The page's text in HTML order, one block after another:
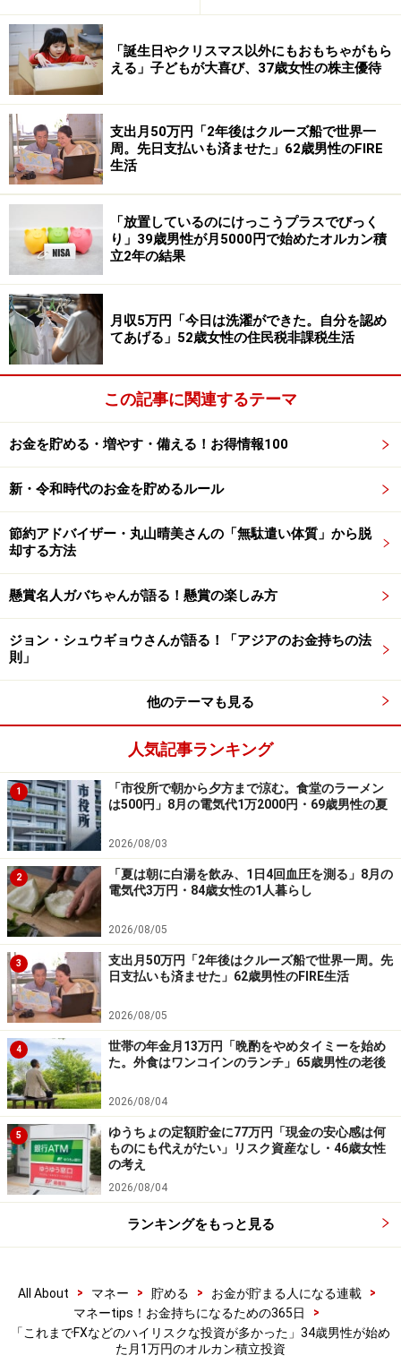
を続けてきたという、今回の投稿者。
投稿のあった2025年5月時点の運用実績については、
「元本14万円→運用益込15万円」と、利益が出ている様
子です。
積み立てを始めた当初、運用益は「ゆるやかに上昇して
いた」ものの「アメリカがトランプ政権に移行して、一
時的に下落に転じた」と、市場変動の影響を実感したこ
ともあったそう。しかし「その後も継続して積み立てて
いき、現在は少々プラスに転じている」と説明されてい
ます。
積立額が「1万円だけなので、当初は増減幅も数百円程
度だった。しかし、積み立て残高が伸びるにつれて、資
産の上昇幅が数千円単位に膨らんでいった」と、徐々に
34歳・年収120万円自営業男性の思う積立
投資のメリットは？
自身の性格について、「ほしいと思ったものをすぐに買
ってしまう癖があるし、すぐに大きな利益を得たいと考
えがち」だという投稿者。
り安全な資産運用について知れてよかった」と、積立投
資の安定性に魅力を感じているそうです。
一方で「下落に転じたときは、せっかく積み立ててきた
のに損した気分になって、やめたくなったことがある」
と、下落局面での心理的な葛藤についても、率直に語っ
ています。
積立投資を続ける上では、「基本的には積み立て設定を
したら放置する。下落しても気にせずに積み上げる」と
いうシンプルな方針をとっているとのこと。
新NISAについては、「成長投資枠まで投資できる余裕は
まだないので、まずはつみたて投資枠を埋めていく予
定。余裕が出れば、成長投資枠も、銘柄選定をして利用
する予定」と、段階的なアプローチを考えている様子で
した。
※皆さんの投資エピソードを募集中です。エピソードの
採用でもれなくAmazonギフト券3000円分プレゼント
積立投資に関するエピソードの応募はこちらから
投資の成功体験エピソードの応募は
ーーーーーーーーーーーーーーーー
※エピソードは投稿者の当時のものです。現在とはサー
ビスや金額などの情報が異なることがございます
※投稿エピソードのため、内容の正確性を保証するもの
「誕生日やクリスマス以外にもおもちゃがもら
える」子どもが大喜び、37歳女性の株主優待
支出月50万円「2年後はクルーズ船で世界一
周。先日支払いも済ませた」62歳男性のFIRE
生活
「放置しているのにけっこうプラスでびっく
り」39歳男性が月5000円で始めたオルカン積
立2年の結果
月収5万円「今日は洗濯ができた。自分を認め
てあげる」52歳女性の住民税非課税生活
この記事に関連するテーマ
お金を貯める・増やす・備える！お得情報100
新・令和時代のお金を貯めるルール
節約アドバイザー・丸山晴美さんの「無駄遣い体質」から脱
却する方法
懸賞名人ガバちゃんが語る！懸賞の楽しみ方
ジョン・シュウギョウさんが語る！「アジアのお金持ちの法
則」
他のテーマも見る
人気記事ランキング
1
「市役所で朝から夕方まで涼む。食堂のラーメン
は500円」8月の電気代1万2000円・69歳男性の夏
2026/08/03
2
「夏は朝に白湯を飲み、1日4回血圧を測る」8月の
電気代3万円・84歳女性の1人暮らし
2026/08/05
3
支出月50万円「2年後はクルーズ船で世界一周。先
日支払いも済ませた」62歳男性のFIRE生活
2026/08/05
4
世帯の年金月13万円「晩酌をやめタイミーを始め
た。外食はワンコインのランチ」65歳男性の老後
2026/08/04
5
ゆうちょの定額貯金に77万円「現金の安心感は何
ものにも代えがたい」リスク資産なし・46歳女性
の考え
2026/08/04
ランキングをもっと見る
All About > マネー > 貯める > お金が貯まる人になる連載
>
マネーtips！お金持ちになるための365日
>
「これまでFXなどのハイリスクな投資が多かった」34歳男性が始め
た月1万円のオルカン積立投資